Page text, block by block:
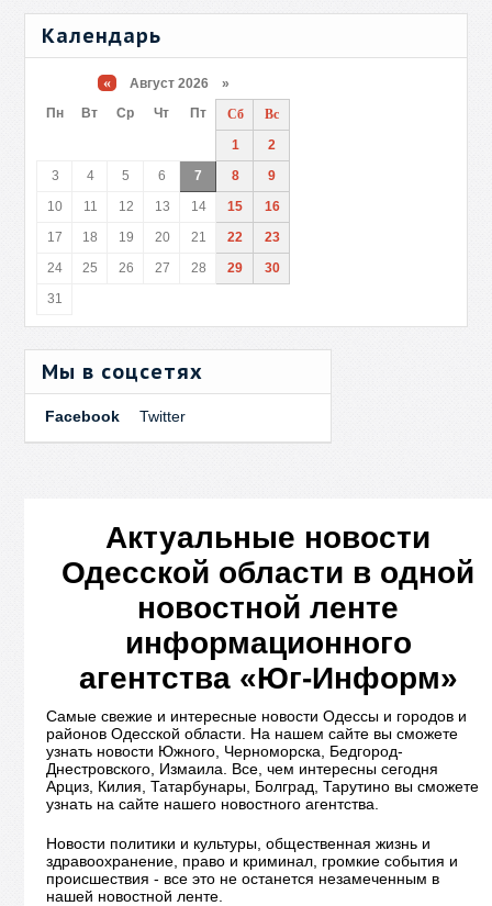
Календарь
« Август 2026 »
Пн
Вт Ср Чт Пт Сб
Вс
1
2
3
4 5 6 7 8
9
10
11 12 13 14 15
16
17
18 19 20 21 22
23
24
25 26 27 28 29
30
31
Мы в соцсетях
Facebook Twitter
Актуальные новости
Одесской области в одной
новостной ленте
информационного
агентства «Юг-Информ»
Самые свежие и интересные новости Одессы и городов и
районов Одесской области. На нашем сайте вы сможете
узнать новости Южного, Черноморска, Бедгород-
Днестровского, Измаила. Все, чем интересны сегодня
Арциз, Килия, Татарбунары, Болград, Тарутино вы сможете
узнать на сайте нашего новостного агентства.
Новости политики и культуры, общественная жизнь и
здравоохранение, право и криминал, громкие события и
происшествия - все это не останется незамеченным в
нашей новостной ленте.